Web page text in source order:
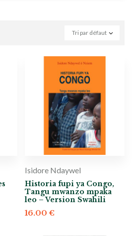
Tri par défaut
Isidore Ndaywel
Historia fupi ya Congo,
Tangu mwanzo mpaka
leo – Version Swahili
16.00 €